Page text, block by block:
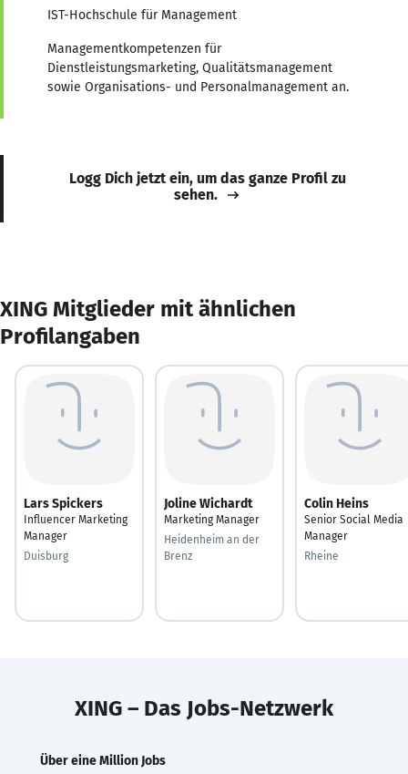
IST-Hochschule für Management
Managementkompetenzen für
Dienstleistungsmarketing, Qualitätsmanagement
sowie Organisations- und Personalmanagement an.
Logg Dich jetzt ein, um das ganze Profil zu
sehen.
XING Mitglieder mit ähnlichen
Profilangaben
Lars Spickers
Influencer Marketing
Manager
Duisburg
Joline Wichardt
Marketing Manager
Heidenheim an der
Brenz
Colin Heins
Senior Social Media
Manager
Rheine
XING – Das Jobs-Netzwerk
Über eine Million Jobs